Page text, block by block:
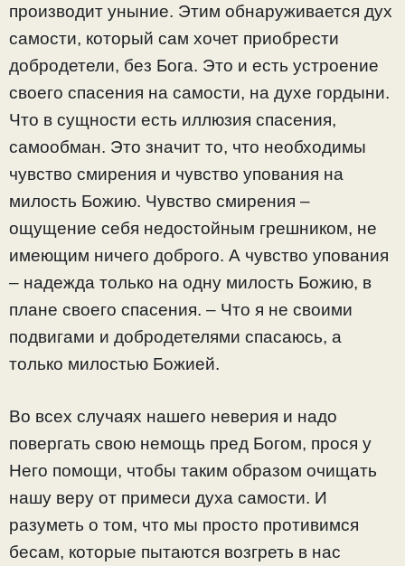
производит уныние. Этим обнаруживается дух
самости, который сам хочет приобрести
добродетели, без Бога. Это и есть устроение
своего спасения на самости, на духе гордыни.
Что в сущности есть иллюзия спасения,
самообман. Это значит то, что необходимы
чувство смирения и чувство упования на
милость Божию. Чувство смирения –
ощущение себя недостойным грешником, не
имеющим ничего доброго. А чувство упования
– надежда только на одну милость Божию, в
плане своего спасения. – Что я не своими
подвигами и добродетелями спасаюсь, а
только милостью Божией.
Во всех случаях нашего неверия и надо
повергать свою немощь пред Богом, прося у
Него помощи, чтобы таким образом очищать
нашу веру от примеси духа самости. И
разуметь о том, что мы просто противимся
бесам, которые пытаются возгреть в нас